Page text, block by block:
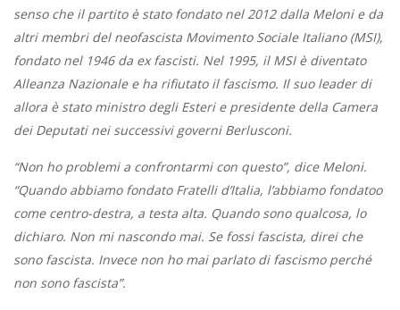
senso che il partito è stato fondato nel 2012 dalla Meloni e da
altri membri del neofascista Movimento Sociale Italiano (MSI),
fondato nel 1946 da ex fascisti. Nel 1995, il MSI è diventato
Alleanza Nazionale e ha rifiutato il fascismo. Il suo leader di
allora è stato ministro degli Esteri e presidente della Camera
dei Deputati nei successivi governi Berlusconi.
“Non ho problemi a confrontarmi con questo”, dice Meloni.
“Quando abbiamo fondato Fratelli d’Italia, l’abbiamo fondatoo
come centro-destra, a testa alta. Quando sono qualcosa, lo
dichiaro. Non mi nascondo mai. Se fossi fascista, direi che
sono fascista. Invece non ho mai parlato di fascismo perché
non sono fascista”.